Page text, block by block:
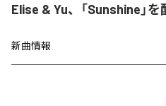
Elise & Yu、「Sunshine」
新曲情報